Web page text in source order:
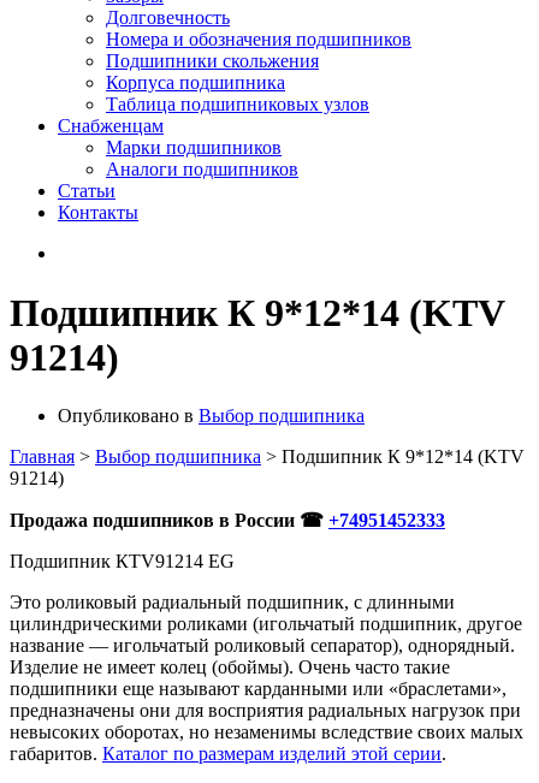
Долговечность
Номера и обозначения подшипников
Подшипники скольжения
Корпуса подшипника
Таблица подшипниковых узлов
Снабженцам
Марки подшипников
Аналоги подшипников
Статьи
Контакты
Подшипник К 9*12*14 (KTV
91214)
Опубликовано в Выбор подшипника
Главная > Выбор подшипника > Подшипник К 9*12*14 (KTV
91214)
Продажа подшипников в России ☎ +74951452333
Подшипник КTV91214 EG
Это роликовый радиальный подшипник, с длинными
цилиндрическими роликами (игольчатый подшипник, другое
название — игольчатый роликовый сепаратор), однорядный.
Изделие не имеет колец (обоймы). Очень часто такие
подшипники еще называют карданными или «браслетами»,
предназначены они для восприятия радиальных нагрузок при
невысоких оборотах, но незаменимы вследствие своих малых
габаритов. Каталог по размерам изделий этой серии.